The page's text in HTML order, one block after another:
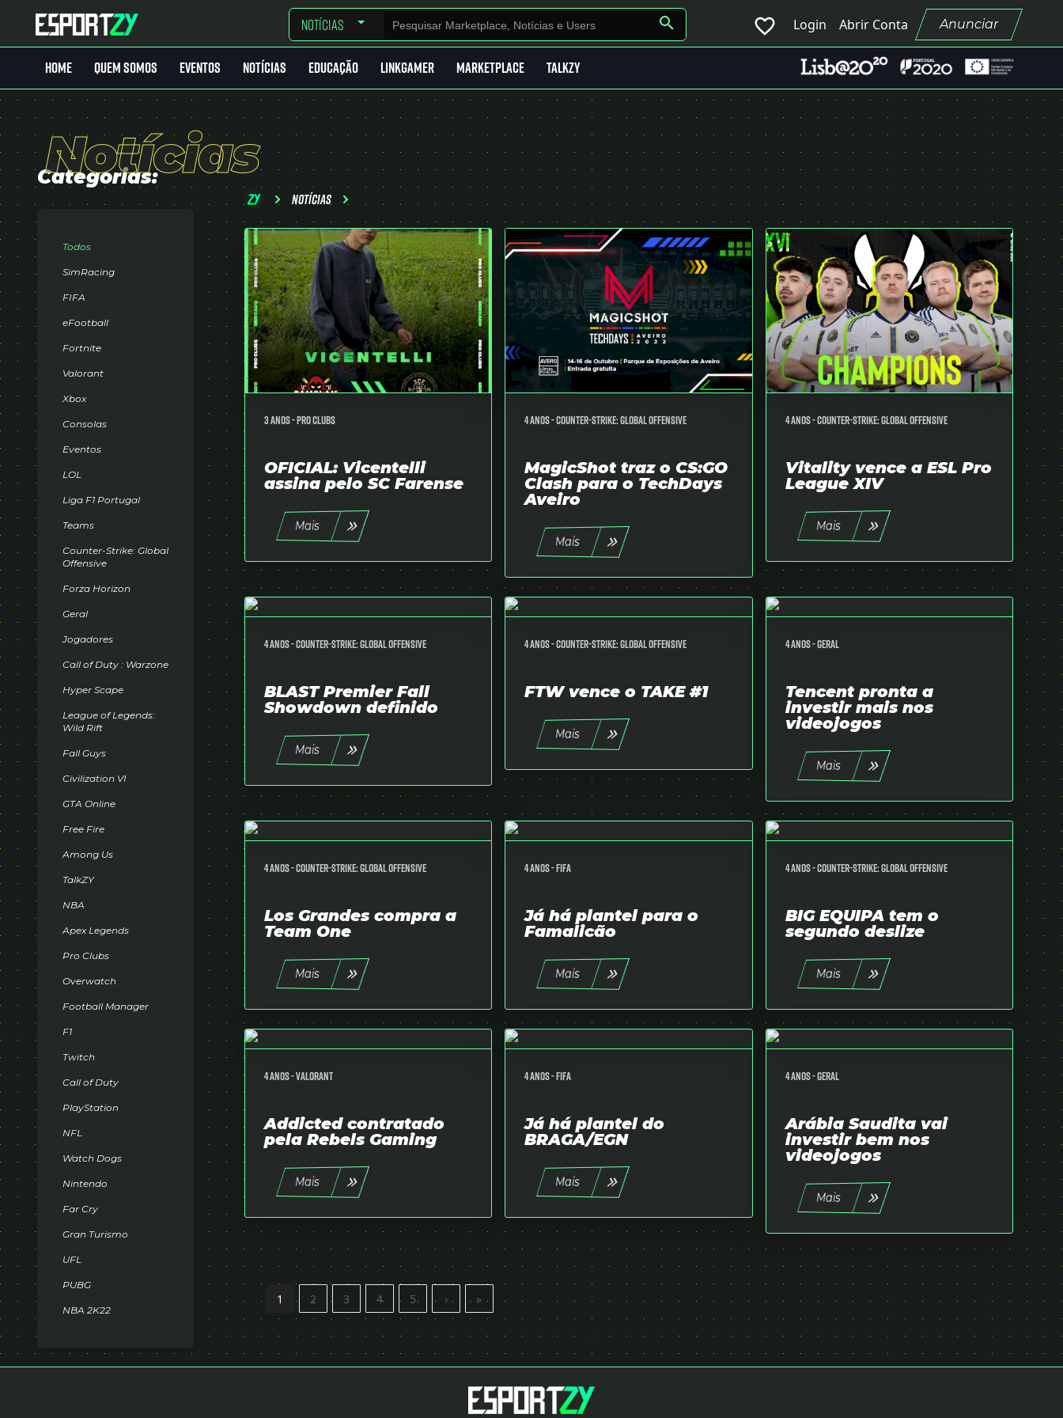
NOTÍCIAS search favorite_border Login Abrir Conta Anunciar
HOME QUEM SOMOS EVENTOS NOTÍCIAS EDUCAÇÃO LINKGAMER MARKETPLACE TALKZY
Quem Somos
Eventos
Notícias
Educação
LinkGamer
MarketPlace
keyboard_arrow_down
Favoritos
Abrir Conta
Todos keyboard_arrow_down
language Portuguêskeyboard_arrow_down
Notícias
Categorias:
Todos
SimRacing
FIFA
eFootball
Fortnite
Valorant
Xbox
Consolas
Eventos
LOL
Liga F1 Portugal
Teams
Counter-Strike: Global
Offensive
Forza Horizon
Geral
Jogadores
Call of Duty : Warzone
Hyper Scape
League of Legends:
Wild Rift
Fall Guys
Civilization VI
GTA Online
Free Fire
Among Us
TalkZY
NBA
Apex Legends
Pro Clubs
Overwatch
Football Manager
F1
Twitch
Call of Duty
PlayStation
NFL
Watch Dogs
Nintendo
Far Cry
Gran Turismo
UFL
PUBG
NBA 2K22
Notícias
3 anos -Pro Clubs
OFICIAL: Vicentelli
assina pelo SC Farense
Mais
4 anos -Counter-Strike: Global Offensive
MagicShot traz o CS:GO
Clash para o TechDays
Aveiro
Mais
4 anos -Counter-Strike: Global Offensive
Vitality vence a ESL Pro
League XIV
Mais
4 anos -Counter-Strike: Global Offensive
BLAST Premier Fall
Showdown definido
Mais
4 anos -Counter-Strike: Global Offensive
FTW vence o TAKE #1
Mais
4 anos -Geral
Tencent pronta a
investir mais nos
videojogos
Mais
4 anos -Counter-Strike: Global Offensive
Los Grandes compra a
Team One
Mais
4 anos -FIFA
Já há plantel para o
Famalicão
Mais
4 anos -Counter-Strike: Global Offensive
BIG EQUIPA tem o
segundo deslize
Mais
4 anos -Valorant
Addicted contratado
pela Rebels Gaming
Mais
4 anos -FIFA
Já há plantel do
BRAGA/EGN
Mais
4 anos -Geral
Arábia Saudita vai
investir bem nos
videojogos
Mais
1 2 3 4 5 › »